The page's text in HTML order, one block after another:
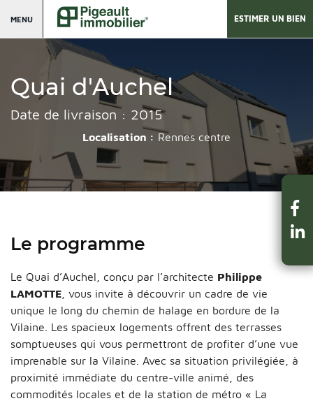
MENU ESTIMER UN BIEN
Quai d'Auchel
Date de livraison : 2015
Localisation : Rennes centre
Le programme
Le Quai d’Auchel, conçu par l’architecte Philippe
LAMOTTE , vous invite à découvrir un cadre de vie
unique le long du chemin de halage en bordure de la
Vilaine. Les spacieux logements offrent des terrasses
somptueuses qui vous permettront de profiter d’une vue
imprenable sur la Vilaine. Avec sa situation privilégiée, à
proximité immédiate du centre-ville animé, des
commodités locales et de la station de métro « La